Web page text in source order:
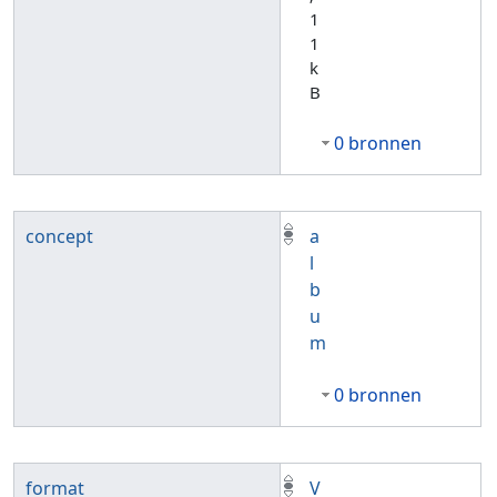
1
1
k
B
0 bronnen
concept
a
l
b
u
m
0 bronnen
format
V